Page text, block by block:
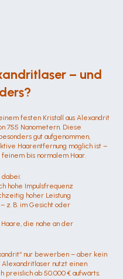
– und
festen Kristall aus Alexandrit
755 Nanometern. Diese
gut aufgenommen,
Haarentfernung möglich ist –
bis normalem Haar.
hohe Impulsfrequenz
hoher Leistung
z. B. im Gesicht oder
die nahe an der
nur bewerben – aber kein
Alexandritlaser nutzt einen
ab 50.000 € aufwärts.